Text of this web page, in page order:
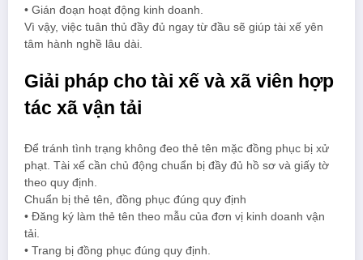
• Gián đoạn hoạt động kinh doanh.
Vì vậy, việc tuân thủ đầy đủ ngay từ đầu sẽ giúp tài xế yên
tâm hành nghề lâu dài.
Giải pháp cho tài xế và xã viên hợp
tác xã vận tải
Để tránh tình trạng không đeo thẻ tên mặc đồng phục bị xử
phạt. Tài xế cần chủ động chuẩn bị đầy đủ hồ sơ và giấy tờ
theo quy định.
Chuẩn bị thẻ tên, đồng phục đúng quy định
• Đăng ký làm thẻ tên theo mẫu của đơn vị kinh doanh vận
tải.
• Trang bị đồng phục đúng quy định.